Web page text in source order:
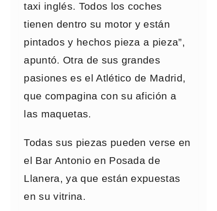
taxi inglés. Todos los coches
tienen dentro su motor y están
pintados y hechos pieza a pieza”,
apuntó. Otra de sus grandes
pasiones es el Atlético de Madrid,
que compagina con su afición a
las maquetas.
Todas sus piezas pueden verse en
el Bar Antonio en Posada de
Llanera, ya que están expuestas
en su vitrina.